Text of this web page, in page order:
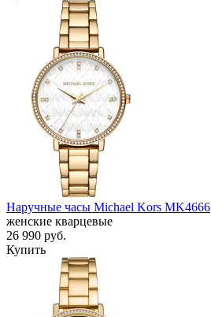
Наручные часы Michael Kors MK4666
женские кварцевые
26 990 руб.
Купить